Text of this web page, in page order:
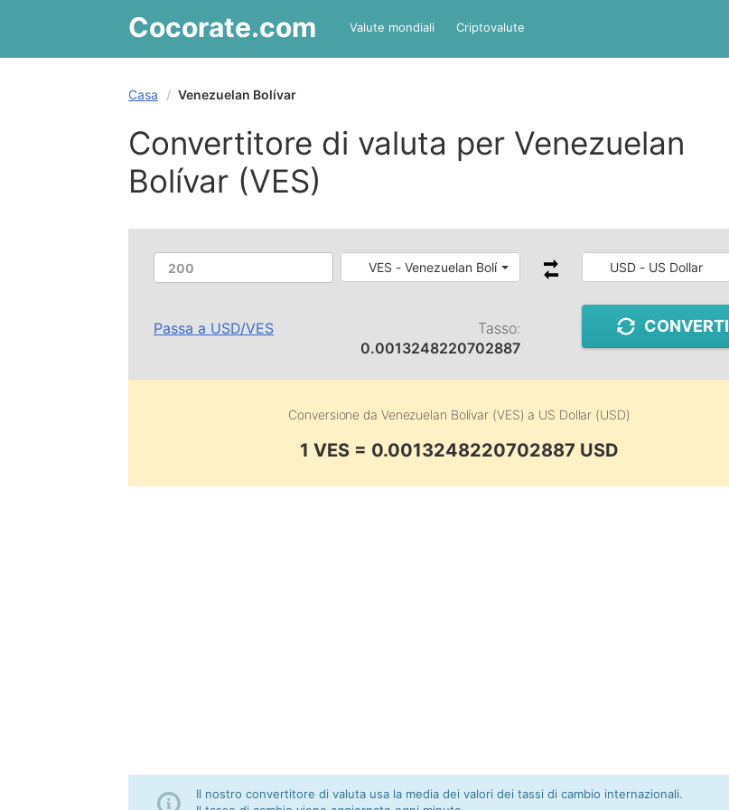
Cocorate.com Valute mondiali Criptovalute
Casa Venezuelan Bolívar
Convertitore di valuta per Venezuelan
Bolívar (VES)
VES - Venezuelan Bolívar USD - US Dollar
Passa a USD/VES
Tasso:
0.0013248220702887
CONVERTI
Conversione da Venezuelan Bolívar (VES) a US Dollar (USD)
1 VES = 0.0013248220702887 USD
Il nostro convertitore di valuta usa la media dei valori dei tassi di cambio internazionali.